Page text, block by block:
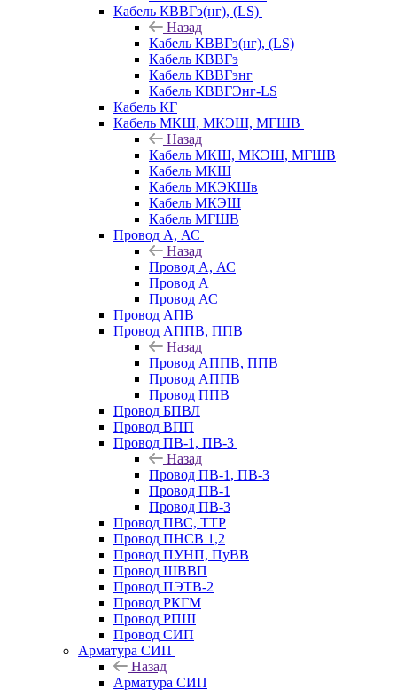
Кабель КВВГэ(нг), (LS)
Назад
Кабель КВВГэ(нг), (LS)
Кабель КВВГэ
Кабель КВВГэнг
Кабель КВВГЭнг-LS
Кабель КГ
Кабель МКШ, МКЭШ, МГШВ
Назад
Кабель МКШ, МКЭШ, МГШВ
Кабель МКШ
Кабель МКЭКШв
Кабель МКЭШ
Кабель МГШВ
Провод А, АС
Назад
Провод А, АС
Провод А
Провод АС
Провод АПВ
Провод АППВ, ППВ
Назад
Провод АППВ, ППВ
Провод АППВ
Провод ППВ
Провод БПВЛ
Провод ВПП
Провод ПВ-1, ПВ-3
Назад
Провод ПВ-1, ПВ-3
Провод ПВ-1
Провод ПВ-3
Провод ПВС, ТТР
Провод ПНСВ 1,2
Провод ПУНП, ПуВВ
Провод ШВВП
Провод ПЭТВ-2
Провод РКГМ
Провод РПШ
Провод СИП
Арматура СИП
Назад
Арматура СИП